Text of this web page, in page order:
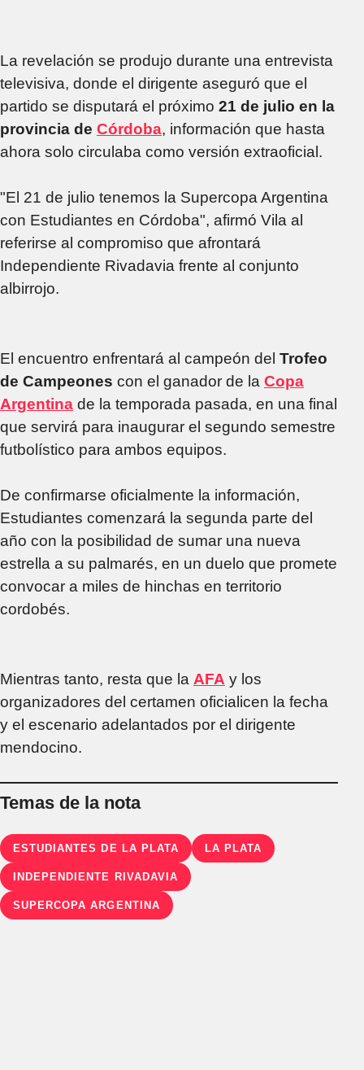
La revelación se produjo durante una entrevista
televisiva, donde el dirigente aseguró que el
partido se disputará el próximo 21 de julio en la
provincia de Córdoba, información que hasta
ahora solo circulaba como versión extraoficial.
"El 21 de julio tenemos la Supercopa Argentina
con Estudiantes en Córdoba", afirmó Vila al
referirse al compromiso que afrontará
Independiente Rivadavia frente al conjunto
albirrojo.
El encuentro enfrentará al campeón del Trofeo
de Campeones con el ganador de la Copa
Argentina de la temporada pasada, en una final
que servirá para inaugurar el segundo semestre
futbolístico para ambos equipos.
De confirmarse oficialmente la información,
Estudiantes comenzará la segunda parte del
año con la posibilidad de sumar una nueva
estrella a su palmarés, en un duelo que promete
convocar a miles de hinchas en territorio
cordobés.
Mientras tanto, resta que la AFA y los
organizadores del certamen oficialicen la fecha
y el escenario adelantados por el dirigente
mendocino.
Temas de la nota
ESTUDIANTES DE LA PLATA LA PLATA
INDEPENDIENTE RIVADAVIA
SUPERCOPA ARGENTINA